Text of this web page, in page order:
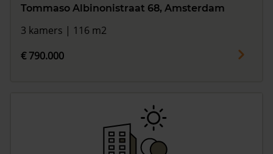
Tommaso Albinonistraat 68, Amsterdam
3 kamers | 116 m2
€ 790.000